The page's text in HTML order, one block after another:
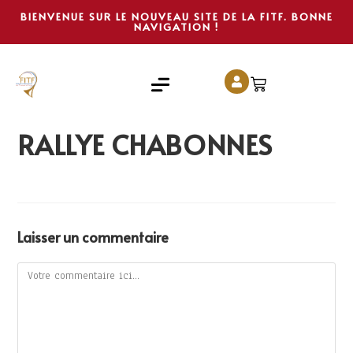
BIENVENUE SUR LE NOUVEAU SITE DE LA FITF. BONNE
NAVIGATION !
RALLYE CHABONNES
Laisser un commentaire